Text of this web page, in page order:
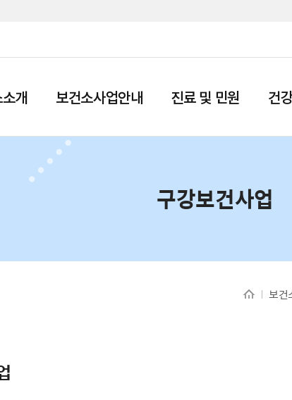
개 보건소사업안내 진료 및 민원 건
구강보건사업
보건